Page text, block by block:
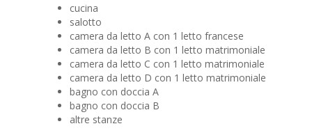
cucina
salotto
camera da letto A con 1 letto francese
camera da letto B con 1 letto matrimoniale
camera da letto C con 1 letto matrimoniale
camera da letto D con 1 letto matrimoniale
bagno con doccia A
bagno con doccia B
altre stanze